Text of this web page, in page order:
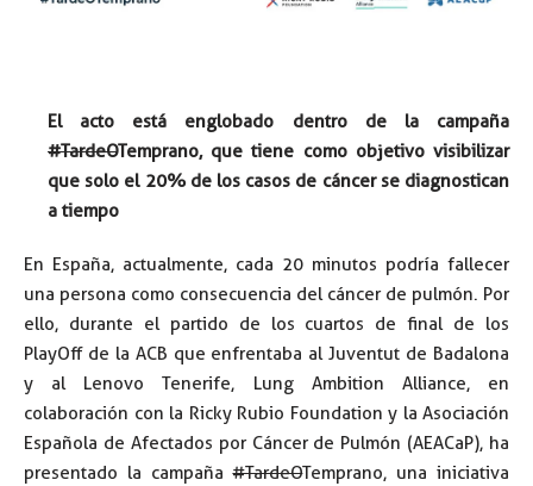
El acto está englobado dentro de la campaña
#TardeOTemprano, que tiene como objetivo visibilizar
que solo el 20% de los casos de cáncer se diagnostican
a tiempo
En España, actualmente, cada 20 minutos podría fallecer
una persona como consecuencia del cáncer de pulmón. Por
ello, durante el partido de los cuartos de final de los
PlayOff de la ACB que enfrentaba al Juventut de Badalona
y al Lenovo Tenerife, Lung Ambition Alliance, en
colaboración con la Ricky Rubio Foundation y la Asociación
Española de Afectados por Cáncer de Pulmón (AEACaP), ha
presentado la campaña#TardeOTemprano, una iniciativa